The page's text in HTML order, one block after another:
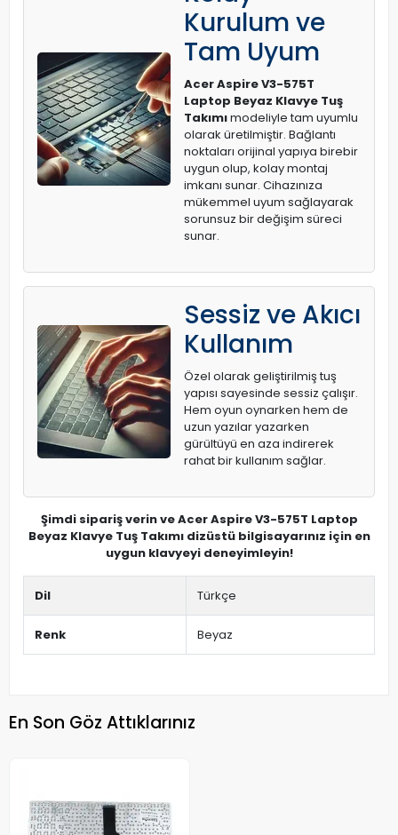
Kurulum ve
Tam Uyum
Acer Aspire V3-575T
Laptop Beyaz Klavye Tuş
Takımımodeliyle tam uyumlu
olarak üretilmiştir. Bağlantı
noktaları orijinal yapıya birebir
uygun olup, kolay montaj
imkanı sunar. Cihazınıza
mükemmel uyum sağlayarak
sorunsuz bir değişim süreci
sunar.
Sessiz ve Akıcı
Kullanım
Özel olarak geliştirilmiş tuş
yapısı sayesinde sessiz çalışır.
Hem oyun oynarken hem de
uzun yazılar yazarken
gürültüyü en aza indirerek
rahat bir kullanım sağlar.
Şimdi sipariş verin ve Acer Aspire V3-575T Laptop
Beyaz Klavye Tuş Takımı dizüstü bilgisayarınız için en
uygun klavyeyi deneyimleyin!
Dil Türkçe
Renk Beyaz
En Son Göz Attıklarınız